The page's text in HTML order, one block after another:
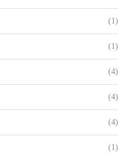
(1)
(1)
(4)
(4)
(4)
(1)